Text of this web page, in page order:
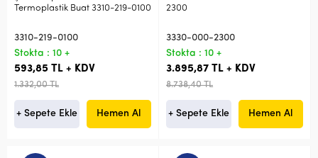
Termoplastik Buat 3310-219-0100
3310-219-0100
Stokta : 10 +
593,85 TL + KDV
1.332,00 TL
+ Sepete Ekle Hemen Al
2300
3330-000-2300
Stokta : 10 +
3.895,87 TL + KDV
8.738,40 TL
+ Sepete Ekle Hemen Al